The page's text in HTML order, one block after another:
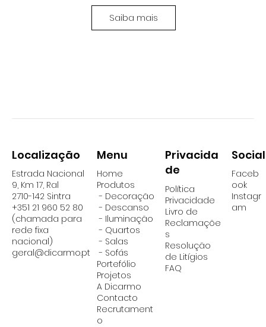
Saiba mais
Estrada Nacional
9, Km 17, Ral
2710-142 Sintra
+351 21 960 52 80
(chamada para
rede fixa
nacional)
geral@dicarmo.pt
Localização
Home
Produtos
- Decoração
- Descanso
- Iluminação
- Quartos
- Salas
- Sofás
Portefólio
Projetos
A Dicarmo
Contacto
Recrutament
o
Menu
Política
Privacidade
Livro de
Reclamaçõe
s
Resolução
de Litígios
FAQ
Privacida
de
Faceb
ook
Instagr
am
Social